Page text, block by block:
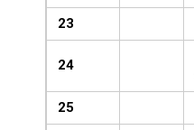
23
24
25